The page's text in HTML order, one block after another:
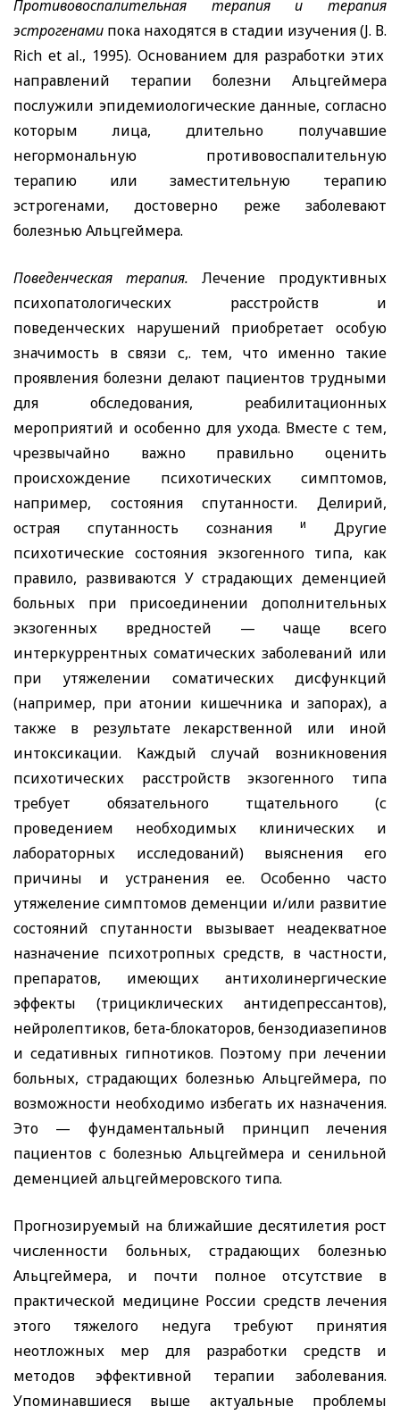
Противовоспалительная терапия и терапия
эстрогенами пока находятся в стадии изучения (J. В.
Rich et al., 1995). Основанием для разработки этих
направлений терапии болезни Альцгеймера
послужили эпидемиологические данные, согласно
которым лица, длительно получавшие
негормональную противовоспалительную
терапию или заместительную терапию
эстрогенами, достоверно реже заболевают
болезнью Альцгеймера.
Поведенческая терапия. Лечение продуктивных
психопатологических расстройств и
поведенческих нарушений приобретает особую
значимость в связи с,. тем, что именно такие
проявления болезни делают пациентов трудными
для обследования, реабилитационных
мероприятий и особенно для ухода. Вместе с тем,
чрезвычайно важно правильно оценить
происхождение психотических симптомов,
например, состояния спутанности. Делирий,
острая спутанность сознания
и
Другие
психотические состояния экзогенного типа, как
правило, развиваются У страдающих деменцией
больных при присоединении дополнительных
экзогенных вредностей — чаще всего
интеркуррентных соматических заболеваний или
при утяжелении соматических дисфункций
(например, при атонии кишечника и запорах), а
также в результате лекарственной или иной
интоксикации. Каждый случай возникновения
психотических расстройств экзогенного типа
требует обязательного тщательного (с
проведением необходимых клинических и
лабораторных исследований) выяснения его
причины и устранения ее. Особенно часто
утяжеление симптомов деменции и/или развитие
состояний спутанности вызывает неадекватное
назначение психотропных средств, в частности,
препаратов, имеющих антихолинергические
эффекты (трициклических антидепрессантов),
нейролептиков, бета-блокаторов, бензодиазепинов
и седативных гипнотиков. Поэтому при лечении
больных, страдающих болезнью Альцгеймера, по
возможности необходимо избегать их назначения.
Это — фундаментальный принцип лечения
пациентов с болезнью Альцгеймера и сенильной
деменцией альцгеймеровского типа.
Прогнозируемый на ближайшие десятилетия рост
численности больных, страдающих болезнью
Альцгеймера, и почти полное отсутствие в
практической медицине России средств лечения
этого тяжелого недуга требуют принятия
неотложных мер для разработки средств и
методов эффективной терапии заболевания.
Упоминавшиеся выше актуальные проблемы